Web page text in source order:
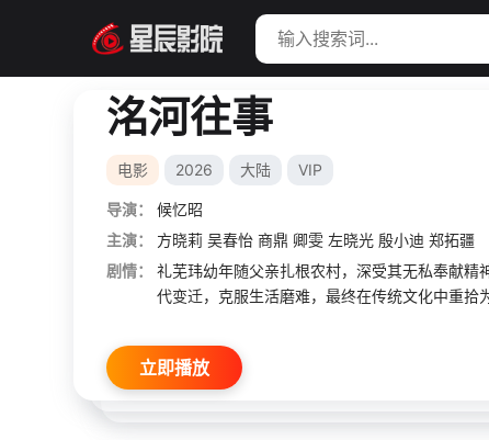
洺河往事
电影 2026 大陆 VIP
导演：
候忆昭
主演：
方晓莉 吴春怡 商鼎 卿雯 左晓光 殷小迪 郑拓疆
剧情：
礼芜玮幼年随父亲扎根农村，深受其无私奉献
代变迁，克服生活磨难，最终在传统文化中重拾
立即播放